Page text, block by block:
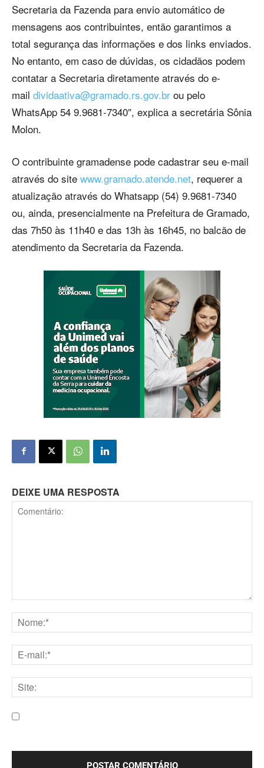
Secretaria da Fazenda para envio automático de
mensagens aos contribuintes, então garantimos a
total segurança das informações e dos links enviados.
No entanto, em caso de dúvidas, os cidadãos podem
contatar a Secretaria diretamente através do e-
mail dividaativa@gramado.rs.gov.br ou pelo
WhatsApp 54 9.9681-7340″, explica a secretária Sônia
Molon.
O contribuinte gramadense pode cadastrar seu e-mail
através do site www.gramado.atende.net, requerer a
atualização através do Whatsapp (54) 9.9681-7340
ou, ainda, presencialmente na Prefeitura de Gramado,
das 7h50 às 11h40 e das 13h às 16h45, no balcão de
atendimento da Secretaria da Fazenda.
DEIXE UMA RESPOSTA
mail:*